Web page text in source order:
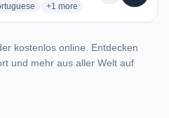
radio stations
+1 more genres for Rádio Mais
more
kostenlos online. Entdecken
und mehr aus aller Welt auf